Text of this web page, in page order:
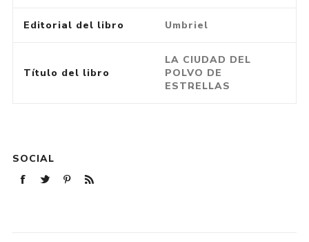
Editorial del libro Umbriel
Título del libro
LA CIUDAD DEL
POLVO DE
ESTRELLAS
SOCIAL